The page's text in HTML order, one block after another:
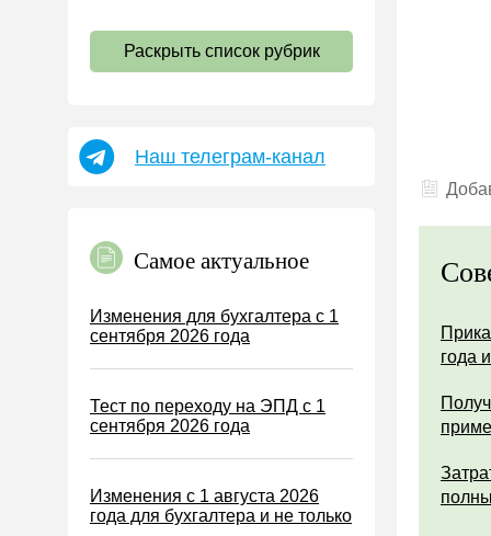
Страховые взносы 2026
УСН
Земельный налог
Налог на рекламу
Торговый сбор
Туристический налог
Водный налог
Раскрыть список рубрик
Наш телеграм-канал
Самое актуальное
Изменения для бухгалтера с 1
сентября 2026 года
Тест по переходу на ЭПД с 1
сентября 2026 года
Изменения с 1 августа 2026
года для бухгалтера и не только
года